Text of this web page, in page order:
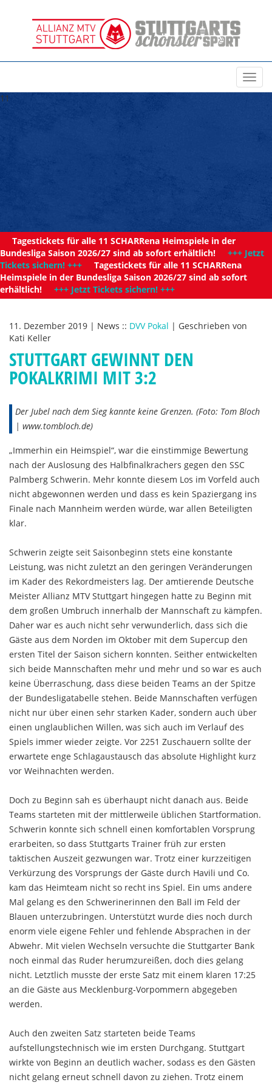
11
Tagestickets für alle 11 SCHARRena Heimspiele in der
Bundesliga Saison 2026/27 sind ab sofort erhältlich! +++ Jetzt
Tickets sichern! +++ Tagestickets für alle 11 SCHARRena
Heimspiele in der Bundesliga Saison 2026/27 sind ab sofort
erhältlich! +++ Jetzt Tickets sichern! +++
11. Dezember 2019 | News :: DVV Pokal | Geschrieben von
Kati Keller
STUTTGART GEWINNT DEN
POKALKRIMI MIT 3:2
Der Jubel nach dem Sieg kannte keine Grenzen. (Foto: Tom Bloch
| www.tombloch.de)
„Immerhin ein Heimspiel“, war die einstimmige Bewertung
nach der Auslosung des Halbfinalkrachers gegen den SSC
Palmberg Schwerin. Mehr konnte diesem Los im Vorfeld auch
nicht abgewonnen werden und dass es kein Spaziergang ins
Finale nach Mannheim werden würde, war allen Beteiligten
klar.
Schwerin zeigte seit Saisonbeginn stets eine konstante
Leistung, was nicht zuletzt an den geringen Veränderungen
im Kader des Rekordmeisters lag. Der amtierende Deutsche
Meister Allianz MTV Stuttgart hingegen hatte zu Beginn mit
dem großen Umbruch innerhalb der Mannschaft zu kämpfen.
Daher war es auch nicht sehr verwunderlich, dass sich die
Gäste aus dem Norden im Oktober mit dem Supercup den
ersten Titel der Saison sichern konnten. Seither entwickelten
sich beide Mannschaften mehr und mehr und so war es auch
keine Überraschung, dass diese beiden Teams an der Spitze
der Bundesligatabelle stehen. Beide Mannschaften verfügen
nicht nur über einen sehr starken Kader, sondern auch über
einen unglaublichen Willen, was sich auch im Verlauf des
Spiels immer wieder zeigte. Vor 2251 Zuschauern sollte der
erwartete enge Schlagaustausch das absolute Highlight kurz
vor Weihnachten werden.
Doch zu Beginn sah es überhaupt nicht danach aus. Beide
Teams starteten mit der mittlerweile üblichen Startformation.
Schwerin konnte sich schnell einen komfortablen Vorsprung
erarbeiten, so dass Stuttgarts Trainer früh zur ersten
taktischen Auszeit gezwungen war. Trotz einer kurzzeitigen
Verkürzung des Vorsprungs der Gäste durch Havili und Co.
kam das Heimteam nicht so recht ins Spiel. Ein ums andere
Mal gelang es den Schwerinerinnen den Ball im Feld der
Blauen unterzubringen. Unterstützt wurde dies noch durch
enorm viele eigene Fehler und fehlende Absprachen in der
Abwehr. Mit vielen Wechseln versuchte die Stuttgarter Bank
noch einmal das Ruder herumzureißen, doch dies gelang
nicht. Letztlich musste der erste Satz mit einem klaren 17:25
an die Gäste aus Mecklenburg-Vorpommern abgegeben
werden.
Auch den zweiten Satz starteten beide Teams
aufstellungstechnisch wie im ersten Durchgang. Stuttgart
wirkte von Beginn an deutlich wacher, sodass es den Gästen
nicht gelang erneut schnell davon zu ziehen. Trotz einem